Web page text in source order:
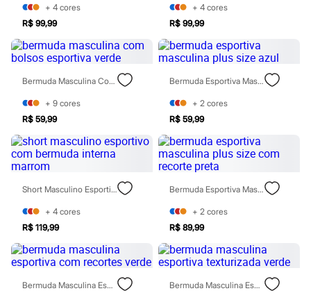
Moda íntima
Cuecas
Pijamas
Moda praia
Plus size
Blusas e Camisetas
Calças
Camisas
Casacos e Jaquetas
Jeans
Moda esportiva
Shorts e Bermudas
Todos os produtos
Infantil
Em alta
Arrumadinho para os meninos
Romântico para as meninas
Inverno
Novidades
Roupas menina
0 a 24 meses
+ 4 cores
R$ 99,99
+ 4 cores
R$ 99,99
Bermuda Masculina Com Bolsos Esportiva Verde
+ 9 cores
R$ 59,99
Bermuda Esportiva Masculina Plus Size Azul
+ 2 cores
R$ 59,99
Short Masculino Esportivo Com Bermuda Interna Marrom
+ 4 cores
R$ 119,99
Bermuda Esportiva Masculina Plus Size Com Recorte Preta
+ 2 cores
R$ 89,99
Bermuda Masculina Esportiva Com Recortes Verde Bermuda Masculina Esportiva Texturizada Verde